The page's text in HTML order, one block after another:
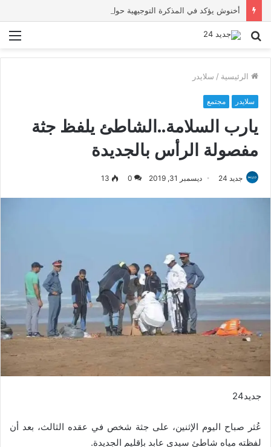
بحث
الرئيسية / سلايدر
سلايدر مجتمع
يارب السلامة..الشاطئ يلفظ جثة
مفصولة الرأس بالجديدة
جديد 24 ديسمبر 31, 2019 0
13
جديد24
عُثر صباح اليوم الإثنين، على جثة شخص في عقده الثالث، بعد أن
لفظته مياه شاطئ سيدي عابد بإقليم الجديدة.